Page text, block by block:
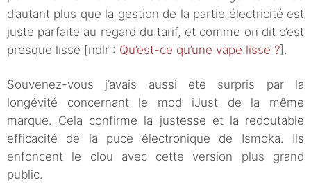
d’autant plus que la gestion de la partie électricité est
juste parfaite au regard du tarif, et comme on dit c’est
presque lisse [ndlr : Qu’est-ce qu’une vape lisse ?].
Souvenez-vous j’avais aussi été surpris par la
longévité concernant le mod iJust de la même
marque. Cela confirme la justesse et la redoutable
efficacité de la puce électronique de Ismoka. Ils
enfoncent le clou avec cette version plus grand
public.